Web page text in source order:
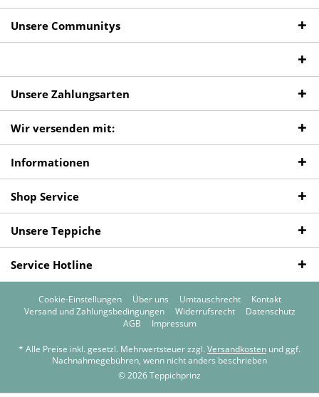
Unsere Communitys
Unsere Zahlungsarten
Wir versenden mit:
Informationen
Shop Service
Unsere Teppiche
Service Hotline
Cookie-Einstellungen Über uns Umtauschrecht
Kontakt
Versand und Zahlungsbedingungen
Widerrufsrecht
Datenschutz
AGB
Impressum
* Alle Preise inkl. gesetzl. Mehrwertsteuer zzgl. Versandkosten und ggf.
Nachnahmegebühren, wenn nicht anders beschrieben
© 2026 Teppichprinz